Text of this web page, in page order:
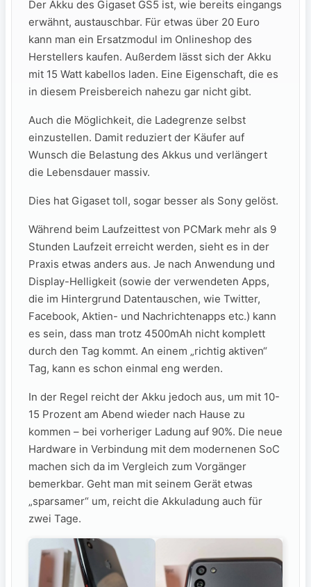
Der Akku des Gigaset GS5 ist, wie bereits eingangs
erwähnt, austauschbar. Für etwas über 20 Euro
kann man ein Ersatzmodul im Onlineshop des
Herstellers kaufen. Außerdem lässt sich der Akku
mit 15 Watt kabellos laden. Eine Eigenschaft, die es
in diesem Preisbereich nahezu gar nicht gibt.
Auch die Möglichkeit, die Ladegrenze selbst
einzustellen. Damit reduziert der Käufer auf
Wunsch die Belastung des Akkus und verlängert
die Lebensdauer massiv.
Dies hat Gigaset toll, sogar besser als Sony gelöst.
Während beim Laufzeittest von PCMark mehr als 9
Stunden Laufzeit erreicht werden, sieht es in der
Praxis etwas anders aus. Je nach Anwendung und
Display-Helligkeit (sowie der verwendeten Apps,
die im Hintergrund Datentauschen, wie Twitter,
Facebook, Aktien- und Nachrichtenapps etc.) kann
es sein, dass man trotz 4500mAh nicht komplett
durch den Tag kommt. An einem „richtig aktiven“
Tag, kann es schon einmal eng werden.
In der Regel reicht der Akku jedoch aus, um mit 10-
15 Prozent am Abend wieder nach Hause zu
kommen – bei vorheriger Ladung auf 90%. Die neue
Hardware in Verbindung mit dem modernenen SoC
machen sich da im Vergleich zum Vorgänger
bemerkbar. Geht man mit seinem Gerät etwas
„sparsamer“ um, reicht die Akkuladung auch für
zwei Tage.